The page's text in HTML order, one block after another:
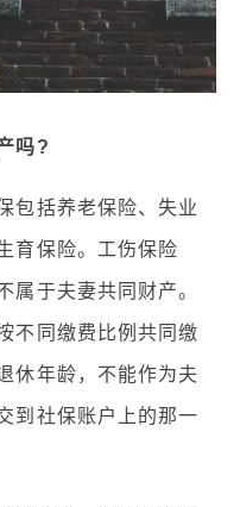
吗?
包括养老保险、失业
育保险。工伤保险
属于夫妻共同财产。
不同缴费比例共同缴
休年龄，不能作为夫
到社保账户上的那一